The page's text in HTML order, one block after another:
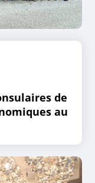
de
au